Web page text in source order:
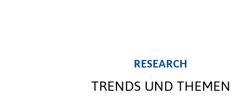
RESEARCH
TRENDS UND THEMEN